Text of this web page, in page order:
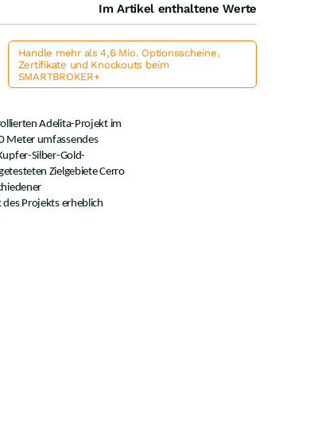
Adelita-Projekt im
Meter umfassendes
Silber-Gold-
Zielgebiete Cerro
Projekts erheblich
Im Artikel enthaltene Werte
Handle mehr als 4,6 Mio. Optionsscheine,
Zertifikate und Knockouts beim
SMARTBROKER+